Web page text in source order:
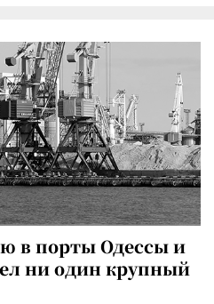
в порты Одессы и
ни один крупный